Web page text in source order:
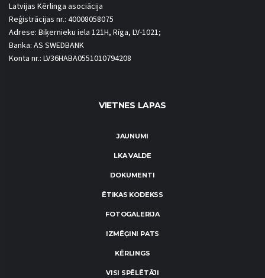
Latvijas Kērlinga asociācija
Reģistrācijas nr.: 40008058075
Adrese: Biķernieku iela 121H, Rīga, LV-1021;
Banka: AS SWEDBANK
Konta nr.: LV36HABA0551010794208
VIETNES LAPAS
JAUNUMI
LKA VALDE
DOKUMENTI
ĒTIKAS KODEKSS
FOTOGALERIJA
IZMĒĢINI PATS
KĒRLINGS
VISI SPĒLĒTĀJI